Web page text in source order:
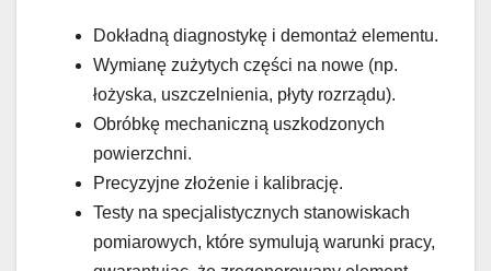
Dokładną diagnostykę i demontaż elementu.
Wymianę zużytych części na nowe (np.
łożyska, uszczelnienia, płyty rozrządu).
Obróbkę mechaniczną uszkodzonych
powierzchni.
Precyzyjne złożenie i kalibrację.
Testy na specjalistycznych stanowiskach
pomiarowych, które symulują warunki pracy,